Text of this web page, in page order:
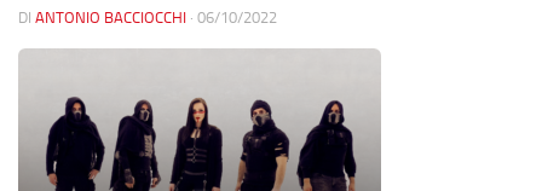
DI ANTONIO BACCIOCCHI · 06/10/2022